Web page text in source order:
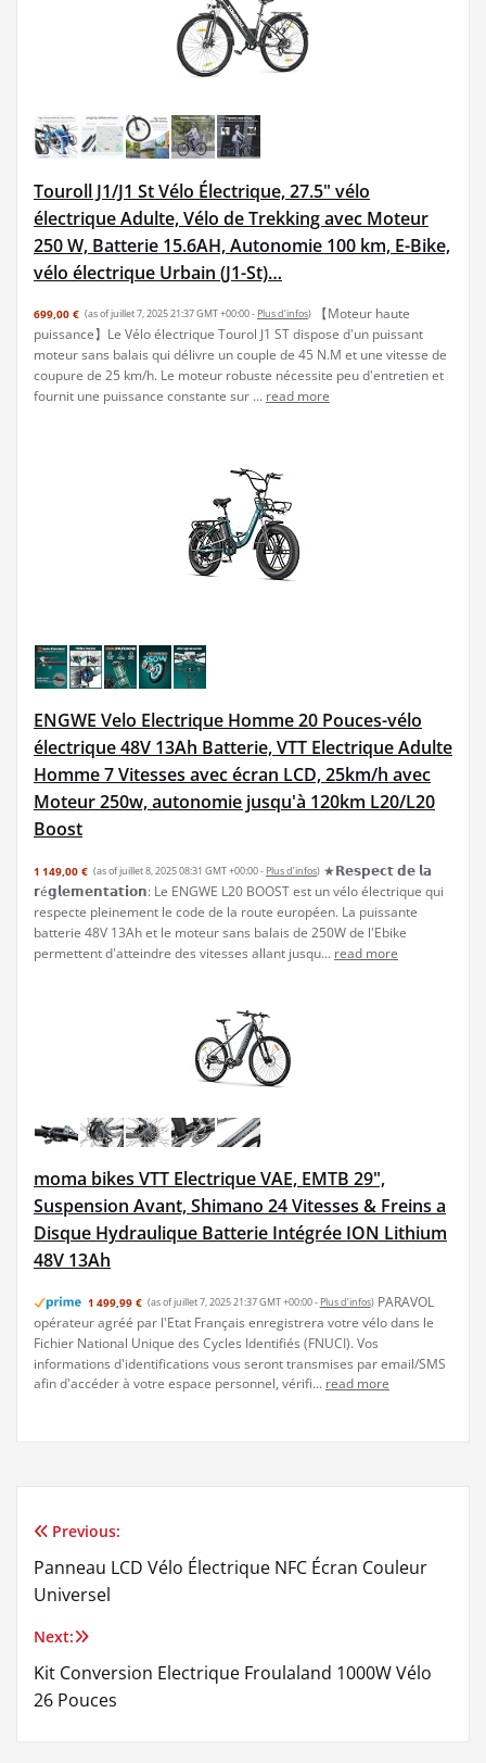
Touroll J1/J1 St Vélo Électrique, 27.5" vélo
électrique Adulte, Vélo de Trekking avec Moteur
250 W, Batterie 15.6AH, Autonomie 100 km, E-Bike,
vélo électrique Urbain (J1-St)…
699,00 € (as of juillet 7, 2025 21:37 GMT +00:00 - Plus d’infos)
【Moteur haute
puissance】Le Vélo électrique Tourol J1 ST dispose d'un puissant
moteur sans balais qui délivre un couple de 45 N.M et une vitesse de
coupure de 25 km/h. Le moteur robuste nécessite peu d'entretien et
fournit une puissance constante sur ... read more
ENGWE Velo Electrique Homme 20 Pouces-vélo
électrique 48V 13Ah Batterie, VTT Electrique Adulte
Homme 7 Vitesses avec écran LCD, 25km/h avec
Moteur 250w, autonomie jusqu'à 120km L20/L20
Boost
1 149,00 € (as of juillet 8, 2025 08:31 GMT +00:00 - Plus d’infos) ★𝗥𝗲𝘀𝗽𝗲𝗰𝘁 𝗱𝗲 𝗹𝗮
𝗿é𝗴𝗹𝗲𝗺𝗲𝗻𝘁𝗮𝘁𝗶𝗼𝗻: Le ENGWE L20 BOOST est un vélo électrique qui
respecte pleinement le code de la route européen. La puissante
batterie 48V 13Ah et le moteur sans balais de 250W de l'Ebike
permettent d'atteindre des vitesses allant jusqu... read more
moma bikes VTT Electrique VAE, EMTB 29",
Suspension Avant, Shimano 24 Vitesses & Freins a
Disque Hydraulique Batterie Intégrée ION Lithium
48V 13Ah
1 499,99 € (as of juillet 7, 2025 21:37 GMT +00:00 - Plus d’infos) PARAVOL
opérateur agréé par l'Etat Français enregistrera votre vélo dans le
Fichier National Unique des Cycles Identifiés (FNUCI). Vos
informations d'identifications vous seront transmises par email/SMS
afin d'accéder à votre espace personnel, vérifi... read more
Navigation
de
l’article
Previous:
Panneau LCD Vélo Électrique NFC Écran Couleur
Universel
Next:
Kit Conversion Electrique Froulaland 1000W Vélo
26 Pouces